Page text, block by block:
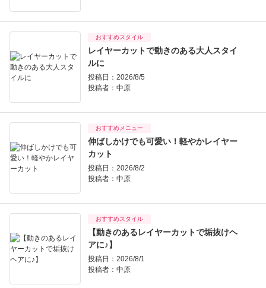
おすすめスタイル
レイヤーカットで動きのある大人スタイ
ルに
投稿日：2026/8/5
投稿者： 中原
おすすめメニュー
伸ばしかけでも可愛い！軽やかレイヤー
カット
投稿日：2026/8/2
投稿者： 中原
おすすめスタイル
【動きのあるレイヤーカットで垢抜けヘ
アに♪】
投稿日：2026/8/1
投稿者： 中原